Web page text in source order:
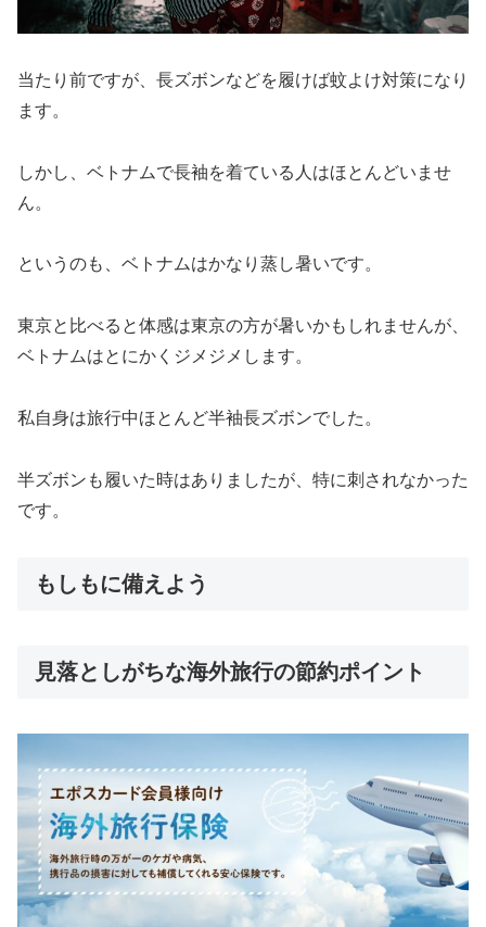
当たり前ですが、長ズボンなどを履けば蚊よけ対策になり
ます。
しかし、ベトナムで長袖を着ている人はほとんどいませ
ん。
というのも、ベトナムはかなり蒸し暑いです。
東京と比べると体感は東京の方が暑いかもしれませんが、
ベトナムはとにかくジメジメします。
私自身は旅行中ほとんど半袖長ズボンでした。
半ズボンも履いた時はありましたが、特に刺されなかった
です。
もしもに備えよう
見落としがちな海外旅行の節約ポイント